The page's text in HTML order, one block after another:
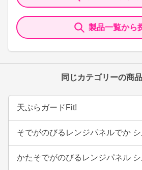
製品一覧から
同じカテゴリーの商
天ぷらガードFit!
そでがのびるレンジパネルでか
かたそでがのびるレンジパネル